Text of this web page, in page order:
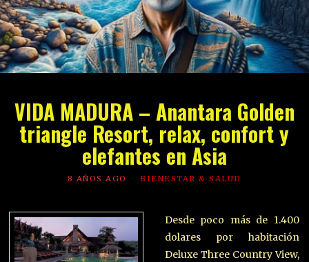
VIDA MADURA – Anantara Golden
triangle Resort, relax, confort y
elefantes en Asia
8 AÑOS AGO BIENESTAR & SALUD
Desde poco más de 1.400
dolares por habitación
Deluxe Three Country View,